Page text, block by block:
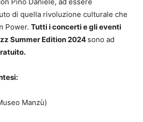
di quella rivoluzione culturale che
Power. Tutti i concerti e gli eventi
Summer Edition 2024 sono ad
Manzù)